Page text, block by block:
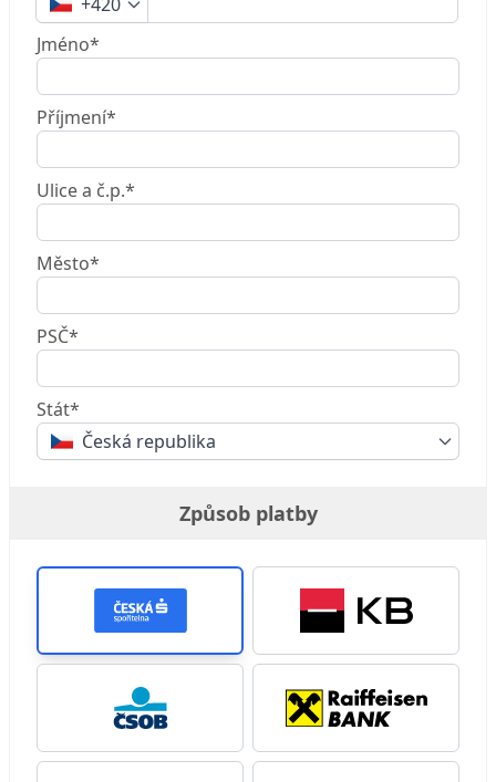
Jméno*
Příjmení*
Ulice a č.p.*
Město*
PSČ*
Stát*
Česká republika
Způsob platby